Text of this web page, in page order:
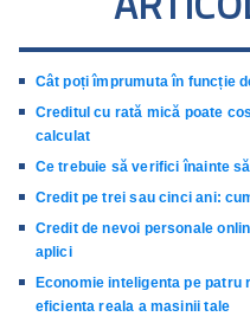
Cât poți împrumuta în funcție
Creditul cu rată mică poate
calculat
Ce trebuie să verifici înainte
Credit pe trei sau cinci ani:
Credit de nevoi personale
aplici
Economie inteligenta pe patru
eficienta reala a masinii tale